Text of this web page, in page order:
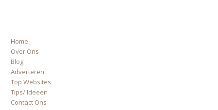
Home
Over Ons
Blog
Adverteren
Top Websites
Tips/ Ideeen
Contact Ons